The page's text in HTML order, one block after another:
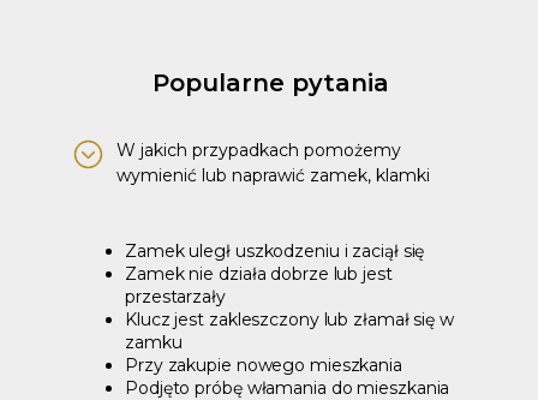
Popularne pytania
W jakich przypadkach pomożemy
wymienić lub naprawić zamek, klamki
Zamek uległ uszkodzeniu i zaciął się
Zamek nie działa dobrze lub jest
przestarzały
Klucz jest zakleszczony lub złamał się w
zamku
Przy zakupie nowego mieszkania
Podjęto próbę włamania do mieszkania